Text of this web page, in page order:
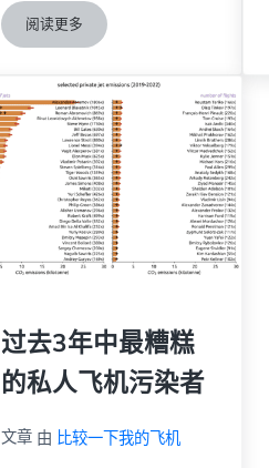
阅读更多世界葡萄酒习惯指数
过去3年中最糟糕
的私人飞机污染者
文章 由 比较一下我的飞机